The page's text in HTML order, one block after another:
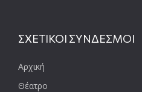
ΣΧΕΤΙΚΟΙ ΣΥΝΔΕΣΜΟΙ
Αρχική
Θέατρο